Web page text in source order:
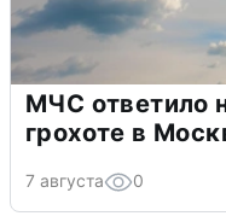
МЧС ответило
грохоте в
7 августа 0